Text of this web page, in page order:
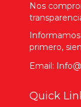
Nos
primero,
Email:
Quick